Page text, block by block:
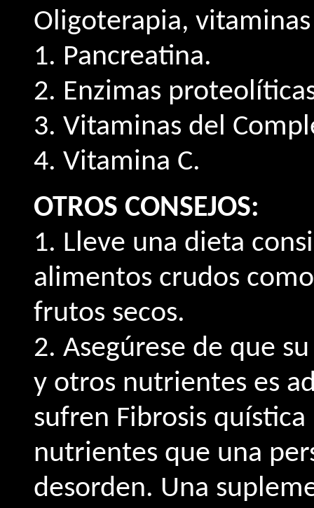
Oligoterapia,
1. Pancreatina.
2. Enzimas
3. Vitaminas del
4. Vitamina C.
OTROS CONSEJOS:
1. Lleve una dieta
alimentos crudos
frutos secos.
2. Asegúrese de que
y otros nutrientes es
sufren Fibrosis
nutrientes que una
desorden. Una